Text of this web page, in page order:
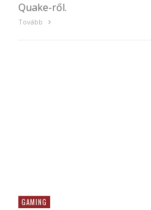
Quake-ről.
Tovább
GAMING